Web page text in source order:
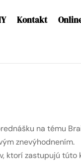
Kontakt
na tému
znevýhodnením.
ktorí zastupujú túto